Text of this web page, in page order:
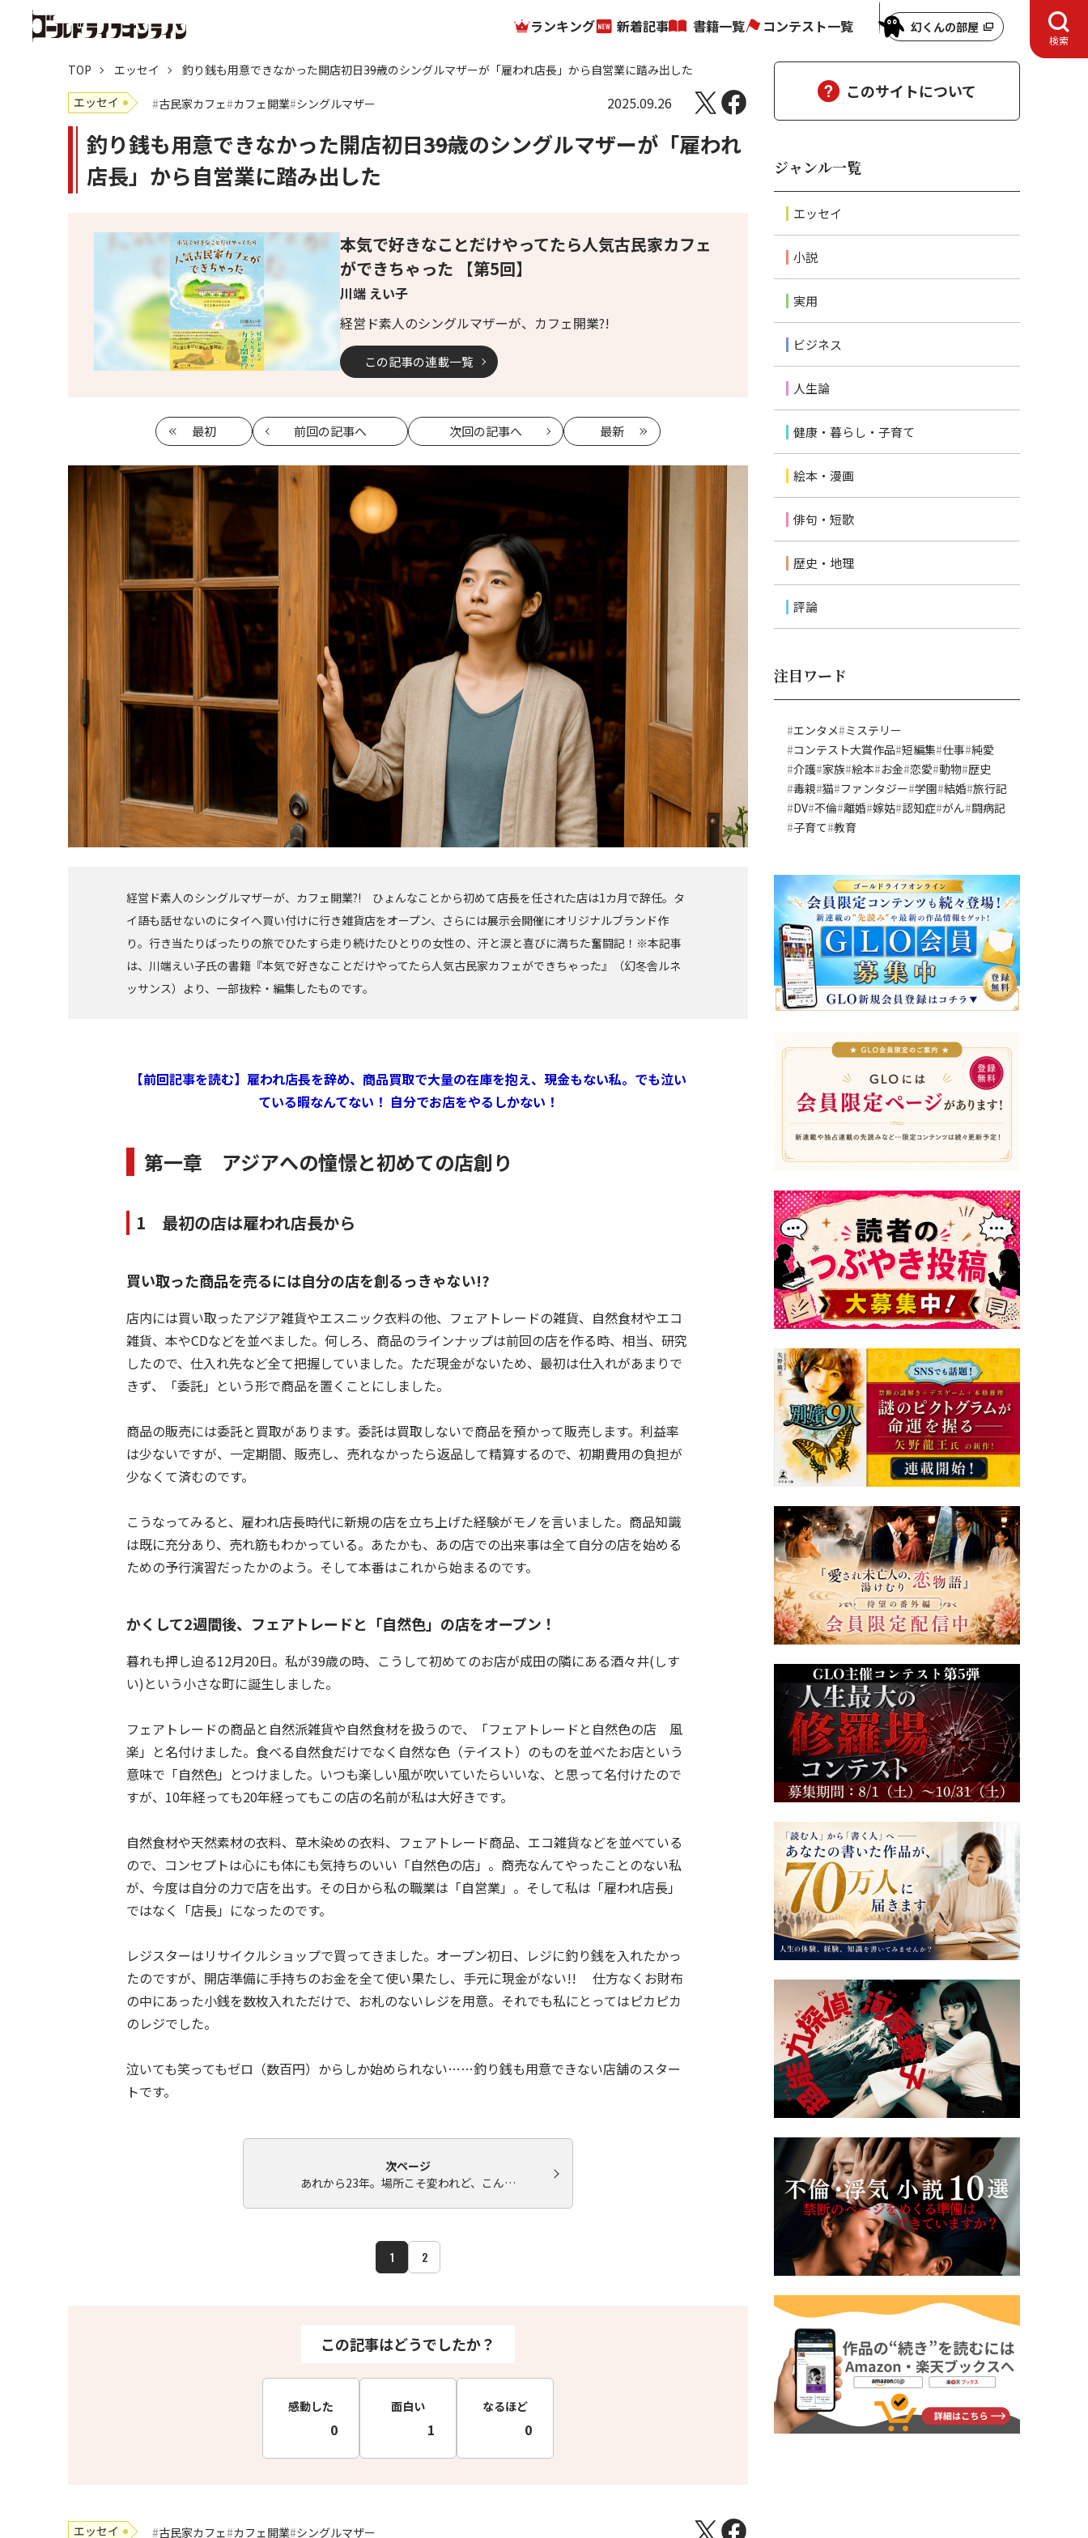
ランキング 新着記事 書籍一覧 コンテスト一覧 幻くんの部屋
検索
TOP エッセイ
釣り銭も用意できなかった開店初日――39歳のシングルマザーが「雇われ店長」から自営業に踏み出した
エッセイ
古民家カフェ カフェ開業 シングルマザー 2025.09.26
釣り銭も用意できなかった開店初日――39歳のシングルマザーが「雇われ
店長」から自営業に踏み出した
本気で好きなことだけやってたら人気古民家カフェ
ができちゃった 【第5回】
川端 えい子
経営ド素人のシングルマザーが、カフェ開業?!
この記事の連載一覧
最初 前回の記事へ 次回の記事へ 最新
経営ド素人のシングルマザーが、カフェ開業?! ひょんなことから初めて店長を任された店は1カ月で辞任。タ
イ語も話せないのにタイへ買い付けに行き雑貨店をオープン、さらには展示会開催にオリジナルブランド作
り。行き当たりばったりの旅でひたすら走り続けたひとりの女性の、汗と涙と喜びに満ちた奮闘記！※本記事
は、川端えい子氏の書籍『本気で好きなことだけやってたら人気古民家カフェができちゃった』（幻冬舎ルネ
ッサンス）より、一部抜粋・編集したものです。
【前回記事を読む】雇われ店長を辞め、商品買取で大量の在庫を抱え、現金もない私。でも泣い
ている暇なんてない！ 自分でお店をやるしかない！
第一章 アジアへの憧憬と初めての店創り
1 最初の店は雇われ店長から
買い取った商品を売るには自分の店を創るっきゃない!?
店内には買い取ったアジア雑貨やエスニック衣料の他、フェアトレードの雑貨、自然食材やエコ
雑貨、本やCDなどを並べました。何しろ、商品のラインナップは前回の店を作る時、相当、研究
したので、仕入れ先など全て把握していました。ただ現金がないため、最初は仕入れがあまりで
きず、「委託」という形で商品を置くことにしました。
商品の販売には委託と買取があります。委託は買取しないで商品を預かって販売します。利益率
は少ないですが、一定期間、販売し、売れなかったら返品して精算するので、初期費用の負担が
少なくて済むのです。
こうなってみると、雇われ店長時代に新規の店を立ち上げた経験がモノを言いました。商品知識
は既に充分あり、売れ筋もわかっている。あたかも、あの店での出来事は全て自分の店を始める
ための予行演習だったかのよう。そして本番はこれから始まるのです。
かくして2週間後、フェアトレードと「自然色」の店をオープン！
暮れも押し迫る12月20日。私が39歳の時、こうして初めてのお店が成田の隣にある酒々井(しす
い)という小さな町に誕生しました。
フェアトレードの商品と自然派雑貨や自然食材を扱うので、「フェアトレードと自然色の店 風
楽」と名付けました。食べる自然食だけでなく自然な色（テイスト）のものを並べたお店という
意味で「自然色」とつけました。いつも楽しい風が吹いていたらいいな、と思って名付けたので
すが、10年経っても20年経ってもこの店の名前が私は大好きです。
自然食材や天然素材の衣料、草木染めの衣料、フェアトレード商品、エコ雑貨などを並べている
ので、コンセプトは心にも体にも気持ちのいい「自然色の店」。商売なんてやったことのない私
が、今度は自分の力で店を出す。その日から私の職業は「自営業」。そして私は「雇われ店長」
ではなく「店長」になったのです。
レジスターはリサイクルショップで買ってきました。オープン初日、レジに釣り銭を入れたかっ
たのですが、開店準備に手持ちのお金を全て使い果たし、手元に現金がない!! 仕方なくお財布
の中にあった小銭を数枚入れただけで、お札のないレジを用意。それでも私にとってはピカピカ
のレジでした。
泣いても笑ってもゼロ（数百円）からしか始められない……釣り銭も用意できない店舗のスター
トです。
次ページ
あれから23年。場所こそ変われど、こん…
1 2
この記事はどうでしたか？
感動した
0
面白い
1
なるほど
0
エッセイ 古民家カフェ カフェ開業 シングルマザー
このサイトについて
ジャンル一覧
エッセイ
小説
実用
ビジネス
人生論
健康・暮らし・子育て
絵本・漫画
俳句・短歌
歴史・地理
評論
注目ワード
エンタメ ミステリー
コンテスト大賞作品 短編集 仕事 純愛
介護 家族 絵本 お金 恋愛 動物 歴史
毒親 猫 ファンタジー 学園 結婚 旅行記
DV 不倫 離婚 嫁姑 認知症 がん 闘病記
子育て 教育